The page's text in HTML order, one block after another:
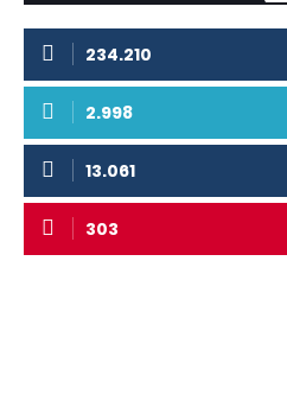
234.210
2.998
13.061
303